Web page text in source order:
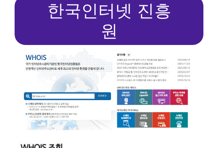
한국인터넷 진흥
원